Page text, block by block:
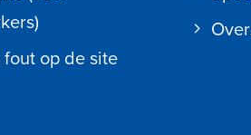
op de site